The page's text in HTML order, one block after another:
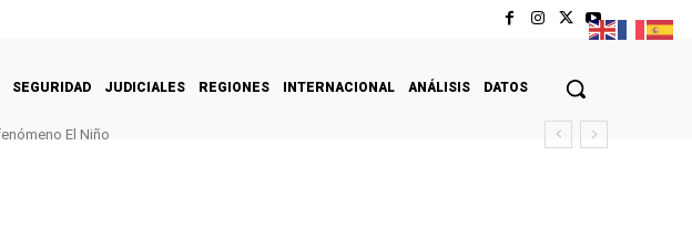
SEGURIDAD JUDICIALES REGIONES INTERNACIONAL ANÁLISIS DATOS
El Niño